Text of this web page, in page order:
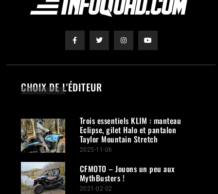
CHOIX DE L'ÉDITEUR
Trois essentiels KLIM : manteau
Eclipse, gilet Halo et pantalon
Taylor Mountain Stretch
2025-11-06
CFMOTO – Jouons un peu aux
MythBusters !
2021-02-02